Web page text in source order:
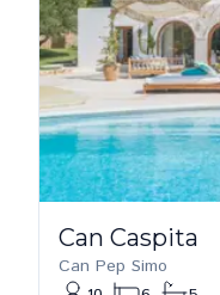
Can Caspita
Can Pep Simo